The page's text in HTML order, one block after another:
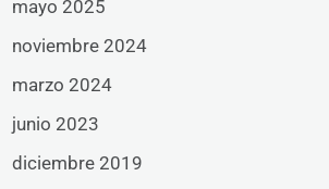
mayo 2025
noviembre 2024
marzo 2024
junio 2023
diciembre 2019